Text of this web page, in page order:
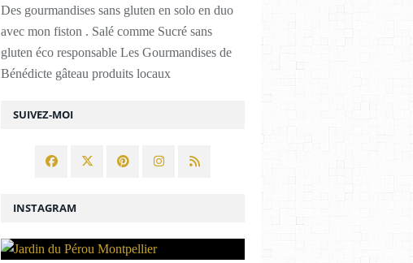
SUIVEZ-MOI
Des gourmandises sans gluten en solo en duo
avec mon fiston . Salé comme Sucré sans
gluten éco responsable Les Gourmandises de
Bénédicte gâteau produits locaux
INSTAGRAM